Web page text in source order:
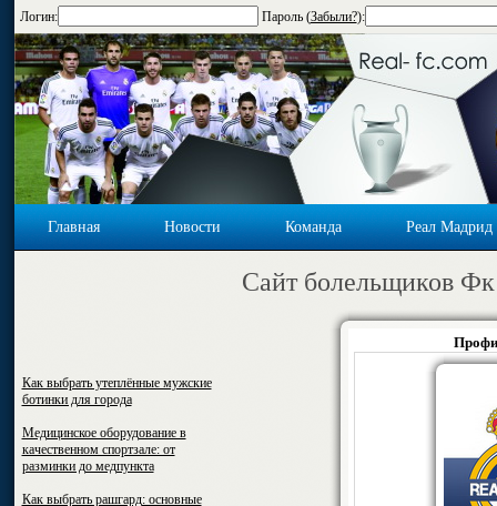
Логин: Пароль (Забыли?):
Главная Новости Команда Реал Мадрид
Cайт болельщиков
Как выбрать утеплённые мужские
ботинки для города
Медицинское оборудование в
качественном спортзале: от
разминки до медпункта
Как выбрать рашгард: основные